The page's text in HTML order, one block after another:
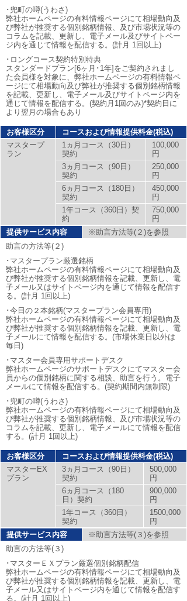
･兜町の噂(うわさ)
弊社ホームページの有料情報ページにて相場動向及
び弊社が推奨する個別銘柄情報、及び市場状況等の
コラムを記載、更新し、電子メール及びサイトペー
ジ内を通じて情報を配信する。(計月 1回以上)
･ロングコース契約特別特典
スタンダードプラン[6ヶ月･1年]をご契約されまし
た会員様を対象に、弊社ホームページの有料情報ペ
ージにて相場動向及び弊社が推奨する個別銘柄情報
を記載、更新し、電子メール及びサイトページ内を
通じて情報を配信する。(契約月1回のみ)*契約日に
より翌月の場合もあり
お客様区分
コースおよび情報提供料金(税込)
マスタープ
ラン
1ヵ月コース（30日）
契約
100,000
円
3ヵ月コース（90日）
契約
250,000
円
6ヵ月コース（180日）
契約
450,000
円
1年コース（360日）契
約
750,000
円
提供サービス内容
※助言方法等(２)を参照
助言の方法等(２)
･マスタープラン厳選銘柄
弊社ホームページの有料情報ページにて相場動向及
び弊社が推奨する個別銘柄情報を記載、更新し、電
子メール又はサイトページ内を通じて情報を配信す
る。(計月 1回以上)
･今日の２本銘柄(マスタープラン会員専用)
弊社ホームページの有料情報ページにて相場動向及
び弊社が推奨する個別銘柄情報を記載、更新し、電
子メールにて情報を配信する。(市場休業日以外は
毎日)
･マスター会員専用サポートデスク
弊社ホームページのサポートデスクにてマスター会
員からの個別銘柄に関する相談、助言を行う。電子
メールにて情報を配信する。(契約期間内無制限)
･兜町の噂(うわさ)
弊社ホームページの有料情報ページにて相場動向及
び弊社が推奨する個別銘柄情報、及び市場状況等の
コラムを記載、更新し、電子メールにて情報を配信
する。(計月 1回以上)
お客様区分
コースおよび情報提供料金(税込)
マスターEX
プラン
3ヵ月コース（90日）
契約
500,000
円
6ヵ月コース（180
日）契約
900,000
円
1年コース（360日）
契約
1500,000
円
提供サービス内容
※助言方法等(３)を参照
助言の方法等(３)
･マスターＥＸプラン厳選個別銘柄配信
弊社ホームページの有料情報ページにて相場動向及
び弊社が推奨する個別銘柄情報を記載、更新し、電
子メール又はサイトページ内を通じて情報を配信す
る。(計月 1回以上)